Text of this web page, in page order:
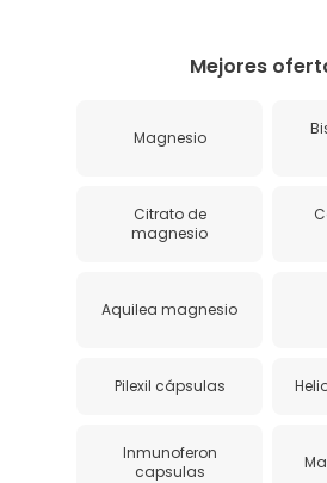
Mejores
Magnesio
Citrato de
magnesio
Aquilea magnesio
Pilexil cápsulas
Inmunoferon
capsulas